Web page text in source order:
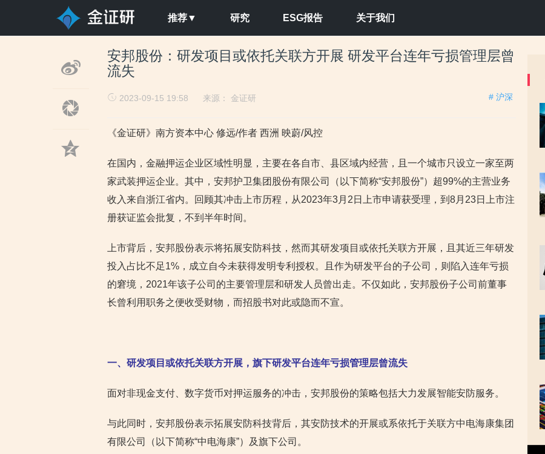
推荐▼ 研究 ESG报告 关于我们
安邦股份：研发项目或依托关联方开展 研发平台连年亏损管理层曾
流失
# 沪深
2023-09-15 19:58 来源： 金证研
《金证研》南方资本中心 修远/作者 西洲 映蔚/风控
在国内，金融押运企业区域性明显，主要在各自市、县区域内经营，且一个城市只设立一家至两
家武装押运企业。其中，安邦护卫集团股份有限公司（以下简称“安邦股份”）超99%的主营业务
收入来自浙江省内。回顾其冲击上市历程，从2023年3月2日上市申请获受理，到8月23日上市注
册获证监会批复，不到半年时间。
上市背后，安邦股份表示将拓展安防科技，然而其研发项目或依托关联方开展，且其近三年研发
投入占比不足1%，成立自今未获得发明专利授权。且作为研发平台的子公司，则陷入连年亏损
的窘境，2021年该子公司的主要管理层和研发人员曾出走。不仅如此，安邦股份子公司前董事
长曾利用职务之便收受财物，而招股书对此或隐而不宣。
一、研发项目或依托关联方开展，旗下研发平台连年亏损管理层曾流失
面对非现金支付、数字货币对押运服务的冲击，安邦股份的策略包括大力发展智能安防服务。
与此同时，安邦股份表示拓展安防科技背后，其安防技术的开展或系依托于关联方中电海康集团
有限公司（以下简称“中电海康”）及旗下公司。